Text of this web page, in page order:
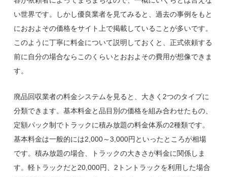
い世界です。しかし優良業者を見てみると、過去の事例をもと
におおよその価格をサイト上で掲載していることが多いです。
このように丁寧に料金について説明しておくと、正式依頼する
前に自分の場合ならこのくらいとおおよその費用が想像できま
す。
廃品回収業者の料金システムを見ると、大きく2つのタイプに
分類できます。基本料金と品目別の価格を組み合わせたもの、
定額パック制でトラックに積み放題の料金体系の2種類です。
基本料金は一般的には2,000～3,000円といったところが相場
です。積み放題の場合、トラックの大きさが料金に関係しま
す。軽トラックだと20,000円、2トントラックを利用した場合